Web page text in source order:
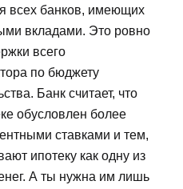
всех банков, имеющих
вкладами. Это ровно
всего
по бюджету
Банк считает, что
обусловлен более
ставками и тем,
ипотеку как одну из
А ты нужна им лишь